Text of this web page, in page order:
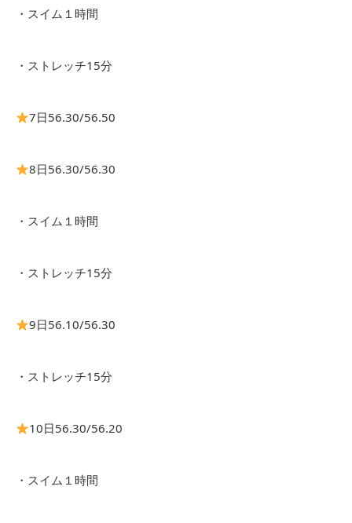
・スイム１時間
・ストレッチ15分
7日56.30/56.50
8日56.30/56.30
・スイム１時間
・ストレッチ15分
9日56.10/56.30
・ストレッチ15分
10日56.30/56.20
・スイム１時間